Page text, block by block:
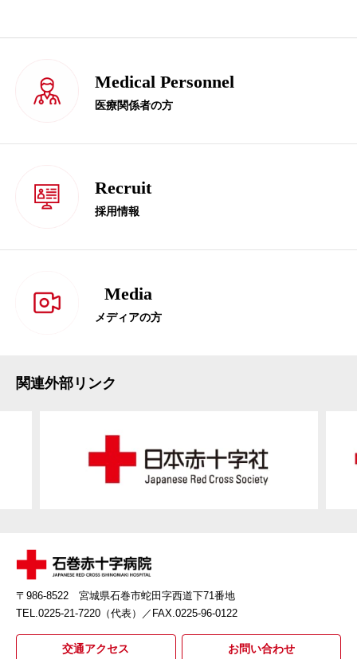
Medical Personnel
医療関係者の方
Recruit
採用情報
Media
メディアの方
関連外部リンク
〒986-8522 宮城県石巻市蛇田字西道下71番地
TEL.0225-21-7220（代表）
／FAX.0225-96-0122
交通アクセス お問い合わせ